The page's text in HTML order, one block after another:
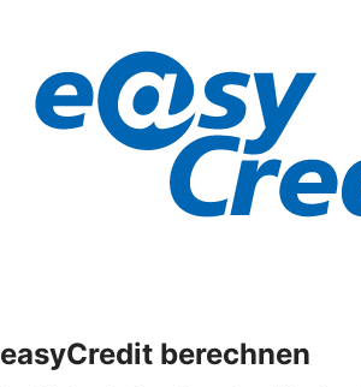
easyCredit berechnen